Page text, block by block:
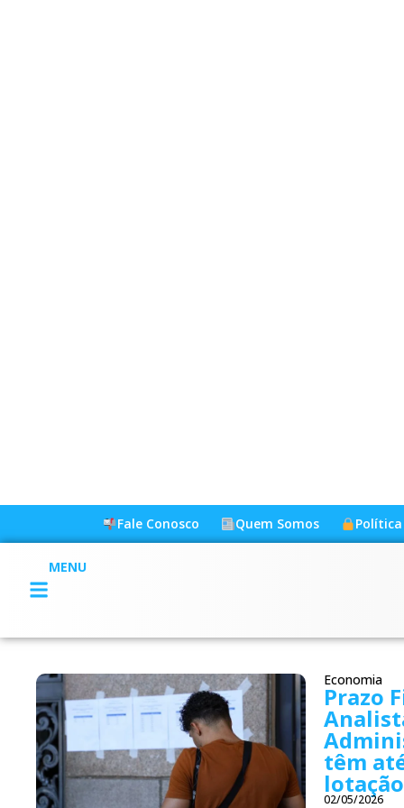
Fale Conosco Quem Somos
MENU
Economia
Prazo
têm
lotação
02/05/2026